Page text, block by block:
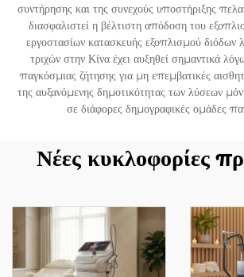
συντήρησης και της συνεχούς υποστήριξης
διασφαλιστεί η βέλτιστη απόδοση του
εργοστασίων κατασκευής εξοπλισμού διόδων
τριχών στην Κίνα έχει αυξηθεί σημαντικά
παγκόσμιας ζήτησης για μη επεμβατικές
της αυξανόμενης δημοτικότητας των λύσεων
σε διάφορες δημογραφικές ομάδες
Νέες κυκλοφορίες